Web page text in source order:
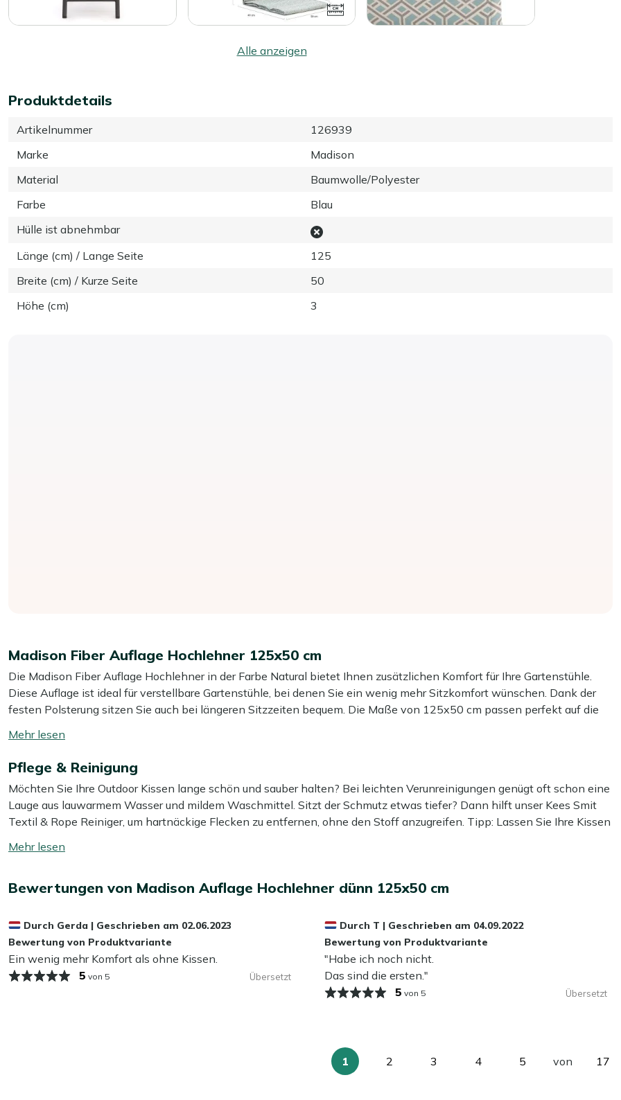
Alle anzeigen
Produktdetails
Artikelnummer
126939
Marke
Madison
Material
Baumwolle/Polyester
Farbe
Blau
Hülle ist abnehmbar
Länge (cm) / Lange Seite
125
Breite (cm) / Kurze Seite
50
Höhe (cm)
3
Madison Fiber Auflage Hochlehner 125x50 cm
Die Madison Fiber Auflage Hochlehner in der Farbe Natural bietet Ihnen zusätzlichen Komfort für Ihre Gartenstühle.
Diese Auflage ist ideal für verstellbare Gartenstühle, bei denen Sie ein wenig mehr Sitzkomfort wünschen. Dank der
festen Polsterung sitzen Sie auch bei längeren Sitzzeiten bequem. Die Maße von 125x50 cm passen perfekt auf die
Stunden im Freien ermöglicht.
Mehr ansehen Outdoor Kissen
Mehr ansehen Dünne Auflagen Hochlehner (Textilene Stühle)
umschalten
Pflege & Reinigung
Möchten Sie Ihre Outdoor Kissen lange schön und sauber halten? Bei leichten Verunreinigungen genügt oft schon eine
Lauge aus lauwarmem Wasser und mildem Waschmittel. Sitzt der Schmutz etwas tiefer? Dann hilft unser Kees Smit
Textil & Rope Reiniger, um hartnäckige Flecken zu entfernen, ohne den Stoff anzugreifen. Tipp: Lassen Sie Ihre Kissen
Smit Textil & Rope Versiegler aufzutragen. Dieser wirkt wasser- und schmutzabweisend, sodass Ihre Outdoor Kissen
Können meine Outdoor Kissen das ganze Jahr über draußen bleiben?
Es ist besser, Ihre Kissen einzulagern, wenn Sie sie nicht nutzen. Selbst wasserabweisende Stoffe können mit der Zeit
Feuchtigkeit aufnehmen, was zu Abnutzung oder Schimmel führen kann. Unsere Empfehlung? Lagern Sie Ihre Outdoor
Kissen in den Herbst- und Wintermonaten im Innenbereich oder bewahren Sie sie in einer wasserdichten Gartenbox
Bewertungen von Madison Auflage Hochlehner dünn 125x50 cm
Durch Gerda | Geschrieben am 02.06.2023
Bewertung von Produktvariante
Ein wenig mehr Komfort als ohne Kissen.
5 von 5 Übersetzt
Durch T | Geschrieben am 04.09.2022
Bewertung von Produktvariante
"Habe ich noch nicht.
Das sind die ersten."
5 von 5 Übersetzt
Sie
1
Seite
2
Seite
3
Seite
4
Seite
5 von
Seite
17